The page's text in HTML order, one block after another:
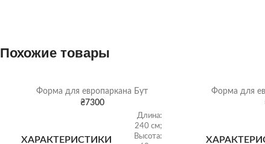
ОТГРУЗКА
Похожие товары
Форма для европаркана Бут
₴7300
ХАРАКТЕРИСТИКИ
Длина:
240 см;
Высота:
Форма для